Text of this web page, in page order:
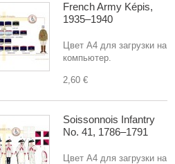
French Army Képis,
1935–1940
Цвет A4 для загрузки на
компьютер.
2,60 €
Soissonnois Infantry
No. 41, 1786–1791
Цвет A4 для загрузки на